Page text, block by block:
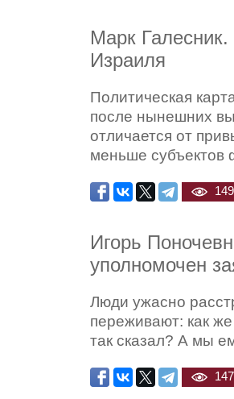
Марк
Израиля
Политическая
после нынешних
отличается от
меньше субъектов
Игорь
уполномочен
Люди ужасно
переживают: как
так сказал? А мы